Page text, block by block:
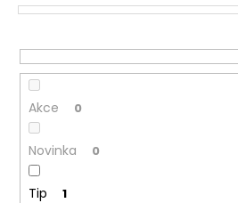
k
t
ů
Akce 0
Novinka 0
Tip 1
a
j
í
?